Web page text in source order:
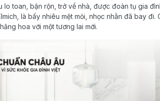
lo toan, bận rộn, trở về nhà, được đoàn tụ gia
là bấy nhiêu mệt mỏi, nhọc nhằn đã bay
hoa với một tương lai mới.